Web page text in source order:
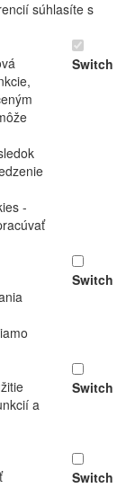
súhlasíte s
-
Switch
Switch
a
Switch
Switch